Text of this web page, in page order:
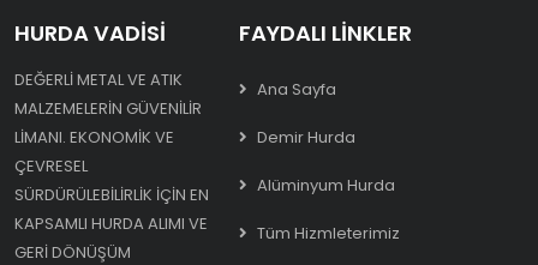
HURDA VADISI
DEĞERLI METAL VE ATIK
MALZEMELERIN GÜVENILIR
LIMANI. EKONOMIK VE
ÇEVRESEL
SÜRDÜRÜLEBILIRLIK IÇIN EN
KAPSAMLI HURDA ALIMI VE
GERI DÖNÜŞÜM
FAYDALI LINKLER
Ana Sayfa
Demir Hurda
Alüminyum Hurda
Tüm Hizmleterimiz